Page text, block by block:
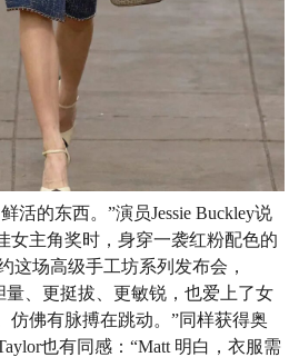
活的东西。”演员Jessie Buckley说
女主角奖时，身穿一袭红粉配色的
这场高级手工坊系列发布会，
量、更挺拔、更敏锐，也爱上了女
仿佛有脉搏在跳动。”同样获得奥
也有同感：“Matt 明白，衣服需